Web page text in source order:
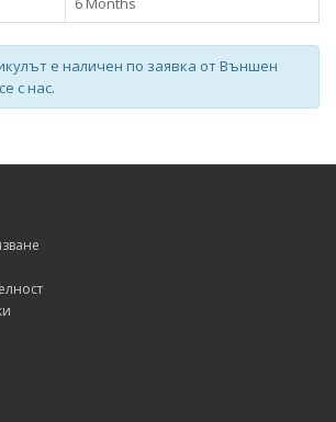
е наличен по заявка от Външен
с нас.